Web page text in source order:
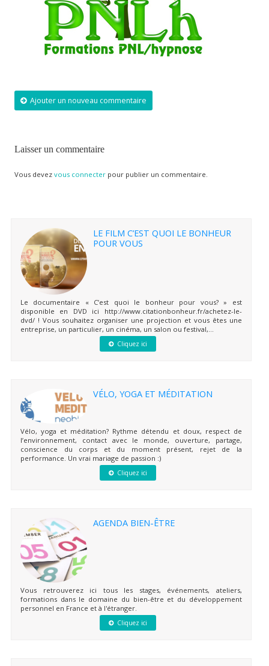
Ajouter un nouveau commentaire
Laisser un commentaire
Vous devez vous connecterpour publier un commentaire.
LE FILM C’EST QUOI LE BONHEUR
POUR VOUS
Le documentaire « C’est quoi le bonheur pour vous? » est
disponible en DVD ici http://www.citationbonheur.fr/achetez-le-
dvd/ ! Vous souhaitez organiser une projection et vous êtes une
entreprise, un particulier, un cinéma, un salon ou festival,...
Cliquez ici
VÉLO, YOGA ET MÉDITATION
Vélo, yoga et méditation? Rythme détendu et doux, respect de
l’environnement, contact avec le monde, ouverture, partage,
conscience du corps et du moment présent, rejet de la
performance. Un vrai mariage de passion :)
Cliquez ici
AGENDA BIEN-ÊTRE
Vous retrouverez ici tous les stages, événements, ateliers,
formations dans le domaine du bien-être et du développement
personnel en France et à l'étranger.
Cliquez ici